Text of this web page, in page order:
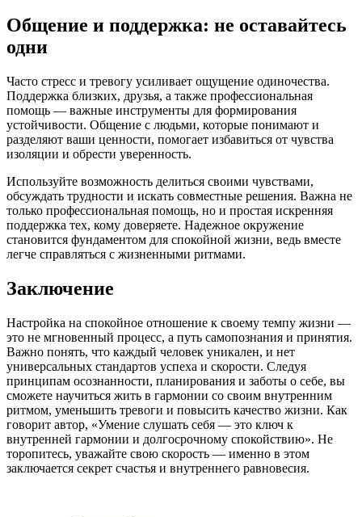
Общение и поддержка: не оставайтесь
одни
Часто стресс и тревогу усиливает ощущение одиночества.
Поддержка близких, друзья, а также профессиональная
помощь — важные инструменты для формирования
устойчивости. Общение с людьми, которые понимают и
разделяют ваши ценности, помогает избавиться от чувства
изоляции и обрести уверенность.
Используйте возможность делиться своими чувствами,
обсуждать трудности и искать совместные решения. Важна не
только профессиональная помощь, но и простая искренняя
поддержка тех, кому доверяете. Надежное окружение
становится фундаментом для спокойной жизни, ведь вместе
легче справляться с жизненными ритмами.
Заключение
Настройка на спокойное отношение к своему темпу жизни —
это не мгновенный процесс, а путь самопознания и принятия.
Важно понять, что каждый человек уникален, и нет
универсальных стандартов успеха и скорости. Следуя
принципам осознанности, планирования и заботы о себе, вы
сможете научиться жить в гармонии со своим внутренним
ритмом, уменьшить тревоги и повысить качество жизни. Как
говорит автор, «Умение слушать себя — это ключ к
внутренней гармонии и долгосрочному спокойствию». Не
торопитесь, уважайте свою скорость — именно в этом
заключается секрет счастья и внутреннего равновесия.